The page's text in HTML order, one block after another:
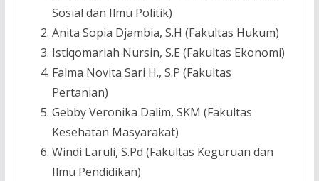
Sosial dan Ilmu Politik)
Anita Sopia Djambia, S.H (Fakultas Hukum)
Istiqomariah Nursin, S.E (Fakultas Ekonomi)
Falma Novita Sari H., S.P (Fakultas
Pertanian)
Gebby Veronika Dalim, SKM (Fakultas
Kesehatan Masyarakat)
Windi Laruli, S.Pd (Fakultas Keguruan dan
Ilmu Pendidikan)